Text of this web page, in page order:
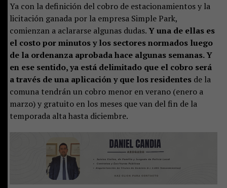
Ya con la definición del cobro de estacionamientos y la
licitación ganada por la empresa Simple Park,
comienzan a aclararse algunas dudas.Y una de ellas es
el costo por minutos y los sectores normados luego
de la ordenanza aprobada hace algunas semanas. Y
en ese sentido, ya está delimitado que el cobro será
a través de una aplicación y que los residentesde la
comuna tendrán un cobro menor en verano (enero a
marzo) y gratuito en los meses que van del fin de la
temporada alta hasta diciembre.